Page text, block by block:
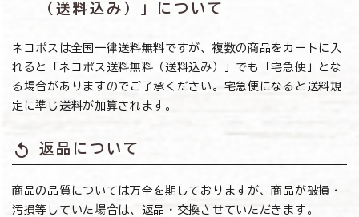
（送料込み）」について
ネコポスは全国一律送料無料ですが、複数の商品をカートに入
れると「ネコポス送料無料（送料込み）」でも「宅急便」とな
る場合がありますのでご了承ください。宅急便になると送料規
定に準じ送料が加算されます。
replay 返品について
商品の品質については万全を期しておりますが、商品が破損・
汚損等していた場合は、返品・交換させていただきます。